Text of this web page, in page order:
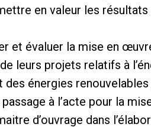
en valeur les
et évaluer la mise en
leurs projets relatifs à
des énergies
à l’acte pour la
d’ouvrage dans